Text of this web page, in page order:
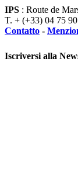
IPS : Route de
T. + (+33) 04 75
Contatto -
Iscriversi alla